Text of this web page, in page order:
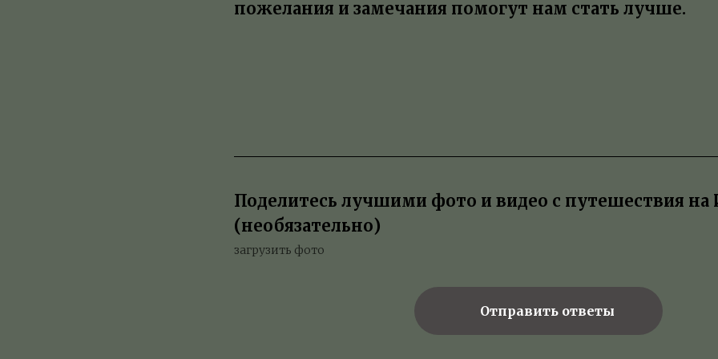
пожелания и замечания помогут нам стать лучше.
Поделитесь лучшими фото и видео с путешествия на
(необязательно)
загрузить фото
Отправить ответы